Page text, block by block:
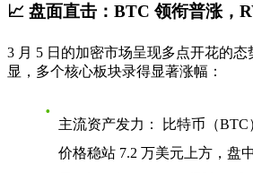
📈 盘面直击：BTC 领衔普涨，
3 月 5 日的加密市场呈现多点开花的态
显，多个核心板块录得显著涨幅：
主流资产发力：
比特币（BTC
价格稳站 7.2 万美元上方，盘